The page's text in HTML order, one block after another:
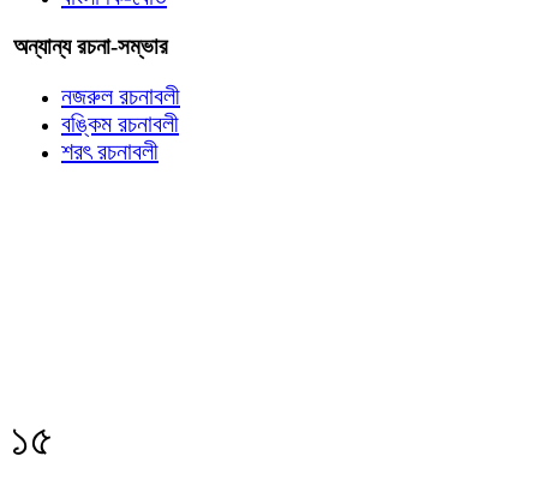
অন্যান্য রচনা-সম্ভার
নজরুল রচনাবলী
বঙ্কিম রচনাবলী
শরৎ রচনাবলী
১৫